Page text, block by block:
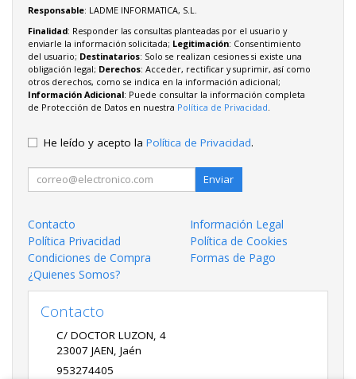
Responsable: LADME INFORMATICA, S.L.
Finalidad: Responder las consultas planteadas por el usuario y
enviarle la información solicitada; Legitimación: Consentimiento
del usuario; Destinatarios: Solo se realizan cesiones si existe una
obligación legal; Derechos: Acceder, rectificar y suprimir, así como
otros derechos, como se indica en la información adicional;
Información Adicional: Puede consultar la información completa
de Protección de Datos en nuestra Política de Privacidad.
He leído y acepto la Política de Privacidad.
Enviar
Contacto
Información Legal
Política Privacidad
Política de Cookies
Condiciones de Compra
Formas de Pago
¿Quienes Somos?
Contacto
C/ DOCTOR LUZON, 4
23007 JAEN, Jaén
953274405